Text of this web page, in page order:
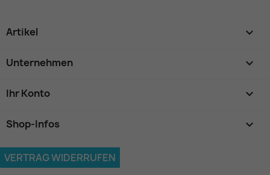
Artikel 
Unternehmen 
Ihr Konto 
Shop-Infos keyboard_arrow_down
VERTRAG WIDERRUFEN